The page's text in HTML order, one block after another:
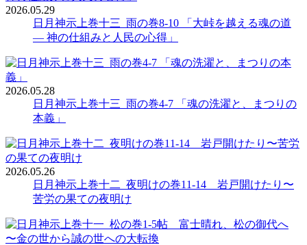
2026.05.29
日月神示上巻十三_雨の巻8-10 「大峠を越える魂の道
― 神の仕組みと人民の心得」
2026.05.28
日月神示上巻十三_雨の巻4-7 「魂の洗濯と、まつりの
本義」
2026.05.26
日月神示上巻十二_夜明けの巻11-14 岩戸開けたり〜
苦労の果ての夜明け